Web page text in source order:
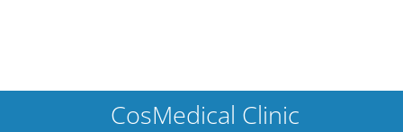
CosMedical Clinic